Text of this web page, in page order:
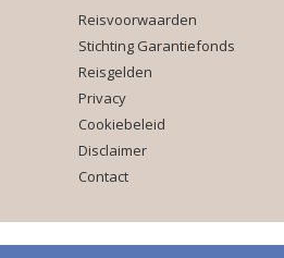
Reisvoorwaarden
Stichting Garantiefonds
Reisgelden
Privacy
Cookiebeleid
Disclaimer
Contact